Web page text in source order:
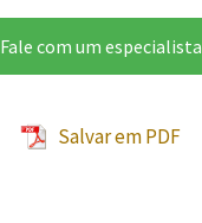
Fale com um especialista
Salvar em PDF